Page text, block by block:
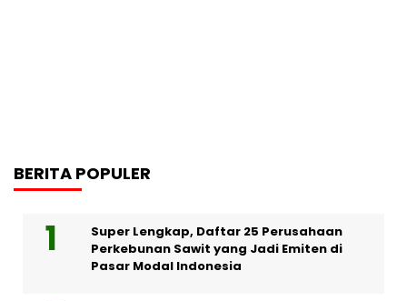
BERITA POPULER
Super Lengkap, Daftar 25 Perusahaan
Perkebunan Sawit yang Jadi Emiten di
Pasar Modal Indonesia